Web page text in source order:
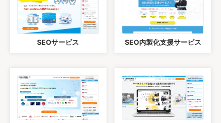
SEOサービス SEO内製化支援サービス